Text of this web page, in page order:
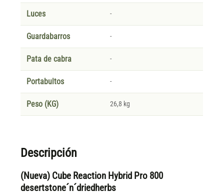
Luces -
Guardabarros -
Pata de cabra -
Portabultos -
Peso (KG) 26,8 kg
Descripción
(Nueva) Cube Reaction Hybrid Pro 800
desertstone´n´driedherbs